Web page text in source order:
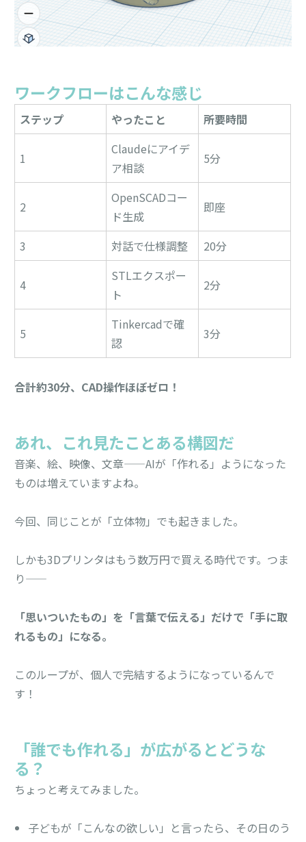
ワークフローはこんな感じ
ステップ
やったこと 所要時間
1
Claudeにアイデ
ア相談
5分
2
OpenSCADコー
ド生成
即座
3 対話で仕様調整 20分
4
STLエクスポー
ト
2分
5
Tinkercadで確
認
3分
合計約30分、CAD操作ほぼゼロ！
あれ、これ見たことある構図だ
音楽、絵、映像、文章——AIが「作れる」ようになった
ものは増えていますよね。
今回、同じことが「立体物」でも起きました。
しかも3Dプリンタはもう数万円で買える時代です。つま
り——
「思いついたもの」を「言葉で伝える」だけで「手に取
れるもの」になる。
このループが、個人で完結するようになっているんで
す！
「誰でも作れる」が広がるとどうな
る？
ちょっと考えてみました。
子どもが「こんなの欲しい」と言ったら、その日のう